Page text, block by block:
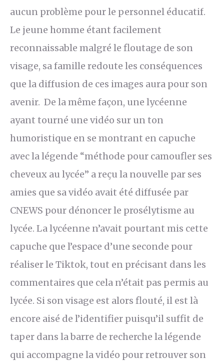
aucun problème pour le personnel éducatif.
Le jeune homme étant facilement
reconnaissable malgré le floutage de son
visage, sa famille redoute les conséquences
que la diffusion de ces images aura pour son
avenir. De la même façon, une lycéenne
ayant tourné une vidéo sur un ton
humoristique en se montrant en capuche
avec la légende “méthode pour camoufler ses
cheveux au lycée” a reçu la nouvelle par ses
amies que sa vidéo avait été diffusée par
CNEWS pour dénoncer le prosélytisme au
lycée. La lycéenne n’avait pourtant mis cette
capuche que l’espace d’une seconde pour
réaliser le Tiktok, tout en précisant dans les
commentaires que cela n’était pas permis au
lycée. Si son visage est alors flouté, il est là
encore aisé de l’identifier puisqu’il suffit de
taper dans la barre de recherche la légende
qui accompagne la vidéo pour retrouver son